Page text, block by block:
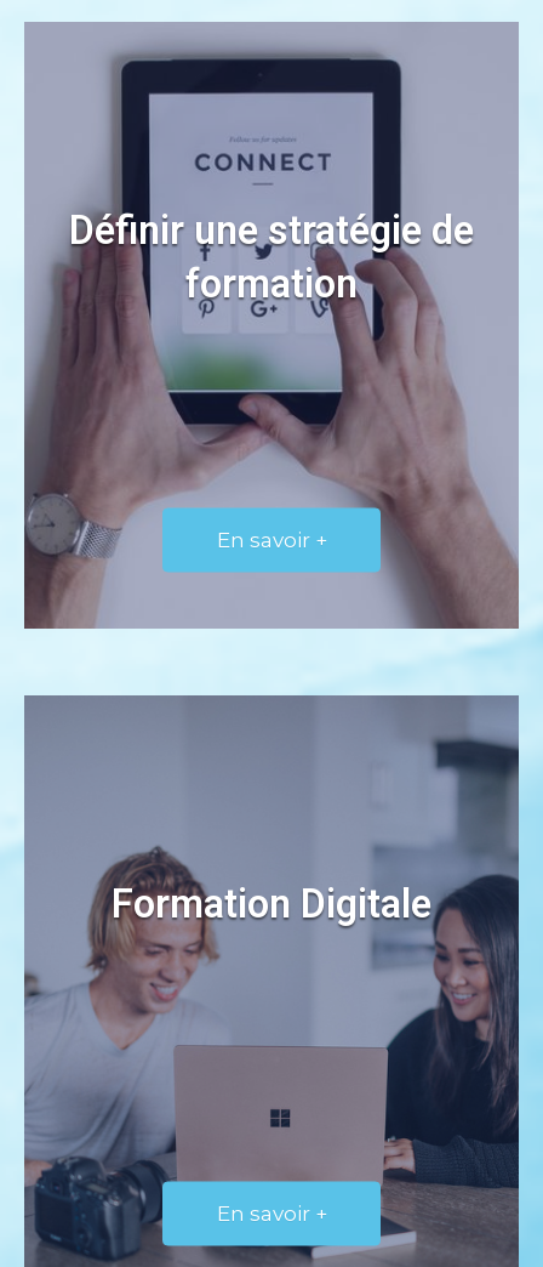
Définir une stratégie de
formation
En savoir +
Formation Digitale
En savoir +